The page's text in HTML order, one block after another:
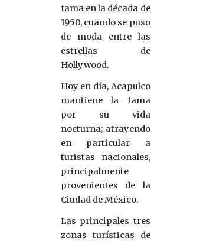
fama en la década de
1950, cuando se puso
de moda entre las
estrellas de
Hollywood.
Hoy en día, Acapulco
mantiene la fama
por su vida
nocturna; atrayendo
en particular a
turistas nacionales,
principalmente
provenientes de la
Ciudad de México.
Las principales tres
zonas turísticas de